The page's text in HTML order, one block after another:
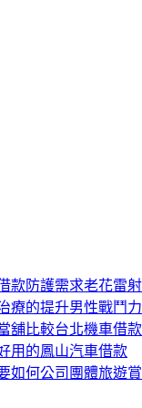
款防護需求老花雷射
療的提升男性戰鬥力
舖比較台北機車借款
用的鳳山汽車借款
如何公司團體旅遊